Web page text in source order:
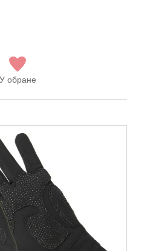
Губкові
долоні, поглинають
витримують
T...
У обране